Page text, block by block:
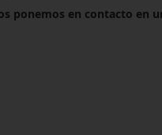
ponemos en contacto en